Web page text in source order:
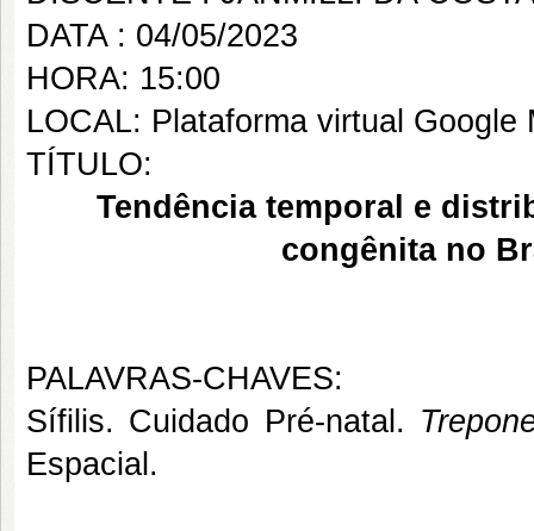
DATA : 04/05/2023
HORA: 15:00
LOCAL: Plataforma virtual Google
TÍTULO:
Tendência temporal e
congênita no
PALAVRAS-CHAVES:
Sífilis. Cuidado Pré-natal.
Espacial.